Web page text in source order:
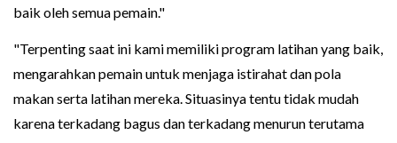
baik oleh semua pemain."
"Terpenting saat ini kami memiliki program latihan yang baik,
mengarahkan pemain untuk menjaga istirahat dan pola
makan serta latihan mereka. Situasinya tentu tidak mudah
karena terkadang bagus dan terkadang menurun terutama